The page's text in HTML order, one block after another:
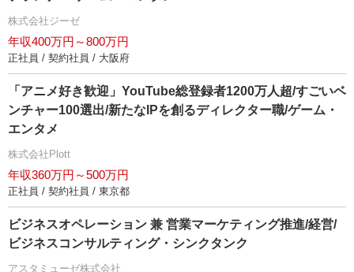
株式会社ジーゼ
年収400万円～800万円
正社員 / 契約社員 / 大阪府
「アニメ好き歓迎」YouTube総登録者1200万人超/すごいベ
ンチャー100選出/新たなIPを創るディレクター職/ゲーム・
エンタメ
株式会社Plott
年収360万円～500万円
正社員 / 契約社員 / 東京都
ビジネスオペレーション 兼 営業マーケティング推進/経営/
ビジネスコンサルティング・シンクタンク
アスタミューゼ株式会社